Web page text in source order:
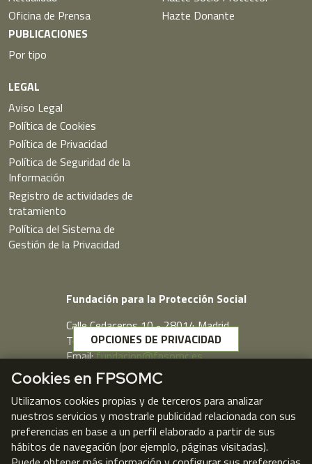
Oficina de Prensa
PUBLICACIONES
Por tipo
Hazte Donante
LEGAL
Aviso Legal
Política de Cookies
Política de Privacidad
Política de Seguridad de la
Información
Registro de actividades de
tratamiento
Política del Sistema de
Gestión de la Privacidad
Fundación para la Protección Social
Calle Cedaceros,10 - 28014 Madrid
Telf. 91 431 77 80
Email:fundacion@fpsomc.es
Webmail
OPCIONES DE PRIVACIDAD
Cookies en FPSOMC
Utilizamos cookies propias y de terceros para analizar
nuestros servicios y mostrarle publicidad relacionada con sus
preferencias en base a un perfil elaborado a partir de sus
hábitos de navegación (por ejemplo, páginas visitadas).